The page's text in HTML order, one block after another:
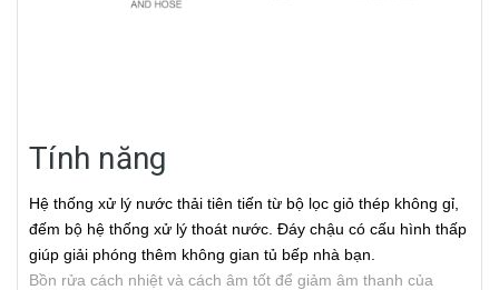
Tính năng
Hệ thống xử lý nước thải tiên tiến từ bộ lọc giỏ thép không gỉ,
đếm bộ hệ thống xử lý thoát nước. Đáy chậu có cấu hình thấp
giúp giải phóng thêm không gian tủ bếp nhà bạn.
Bồn rửa cách nhiệt và cách âm tốt để giảm âm thanh của